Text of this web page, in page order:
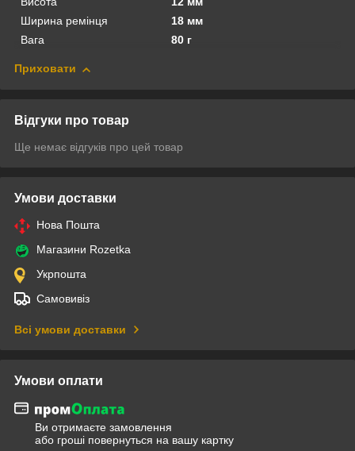
Ширина ремінця
18 мм
Вага
80 г
Приховати
Відгуки про товар
Ще немає відгуків про цей товар
Умови доставки
Нова Пошта
Магазини Rozetka
Укрпошта
Самовивіз
Всі умови доставки
Умови оплати
Ви отримаєте замовлення
або гроші повернуться на вашу картку